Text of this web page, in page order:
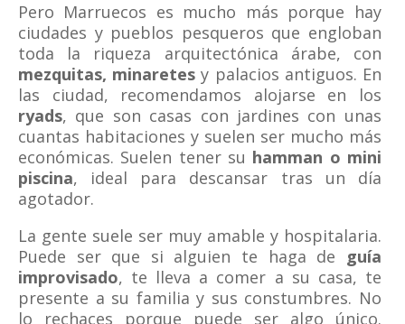
Pero Marruecos es mucho más porque hay
ciudades y pueblos pesqueros que engloban
toda la riqueza arquitectónica árabe, con
mezquitas, minaretes y palacios antiguos. En
las ciudad, recomendamos alojarse en los
ryads, que son casas con jardines con unas
cuantas habitaciones y suelen ser mucho más
económicas. Suelen tener su hamman o mini
piscina, ideal para descansar tras un día
agotador.
La gente suele ser muy amable y hospitalaria.
Puede ser que si alguien te haga de guía
improvisado, te lleva a comer a su casa, te
presente a su familia y sus constumbres. No
lo rechaces porque puede ser algo único.